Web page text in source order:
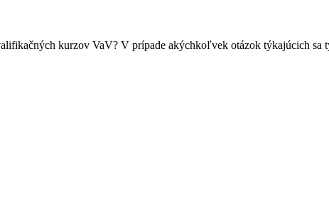
kurzov VaV? V prípade akýchkoľvek otázok týkajúcich sa